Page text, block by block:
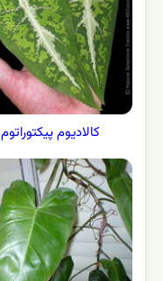
كالاديوم پیکتوراتوم